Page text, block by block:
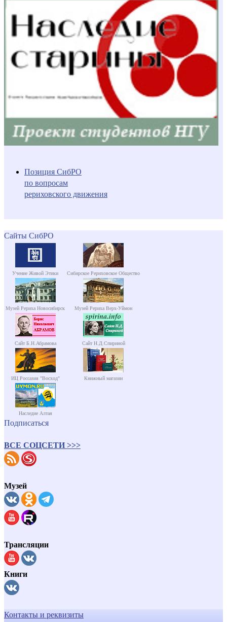
Позиция СибРО
по вопросам
рериховского движения
Сайты СибРО
Учение Живой Этики Сибирское Рериховское Общество
Музей Рериха Новосибирск Музей Рериха Верх-Уймон
Сайт Б.Н.Абрамова Сайт Н.Д.Спириной
ИЦ Россазия "Восход" Книжный магазин
Наследие Алтая
Подписаться
ВСЕ СОЦСЕТИ >>>
Музей
Трансляции
Книги
Контакты и реквизиты